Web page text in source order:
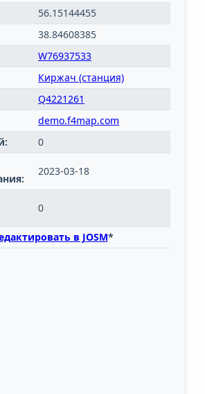
56.15144455
38.84608385
W76937533
Киржач (станция)
Q4221261
demo.f4map.com
0
2023-03-18
0
в JOSM*